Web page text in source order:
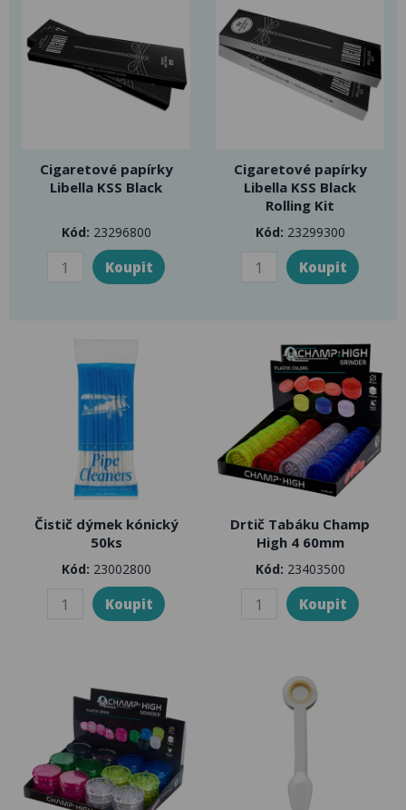
Cigaretové papírky
Libella KSS Black
Kód: 23296800
Cigaretové papírky
Libella KSS Black
Rolling Kit
Kód: 23299300
Čistič dýmek kónický
50ks
Kód: 23002800
Drtič Tabáku Champ
High 4 60mm
Kód: 23403500